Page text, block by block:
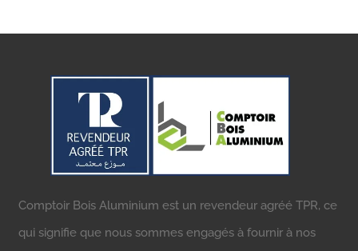
Comptoir Bois Aluminium est un revendeur agréé TPR, ce
qui signifie que nous sommes engagés à fournir à nos